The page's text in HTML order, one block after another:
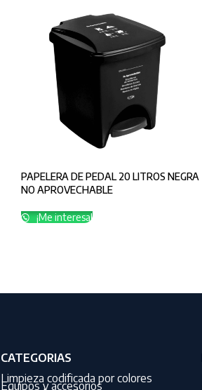
PAPELERA DE PEDAL 20 LITROS NEGRA
NO APROVECHABLE
¡Me interesa!
CATEGORIAS
Limpieza codificada por colores
Equipos y accesorios